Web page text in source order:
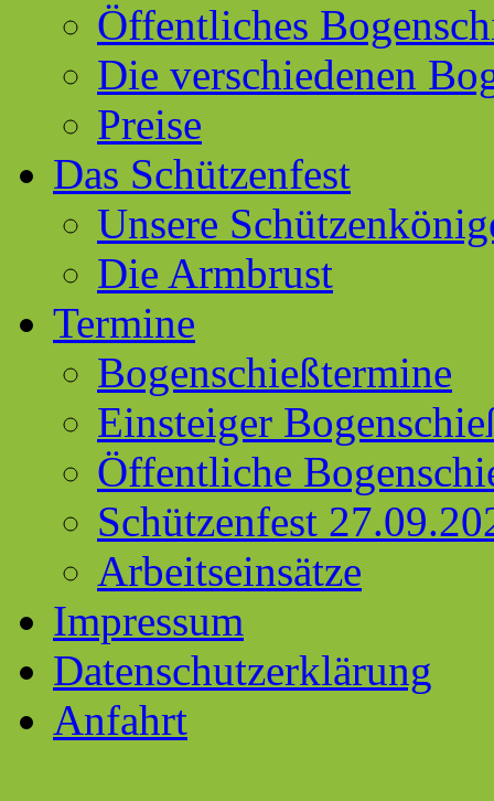
Öffentliches
Die verschiedenen
Preise
Das Schützenfest
Unsere
Die Armbrust
Termine
Bogenschießtermine
Einsteiger
Öffentliche
Schützenfest
Arbeitseinsätze
Impressum
Datenschutzerklärung
Anfahrt